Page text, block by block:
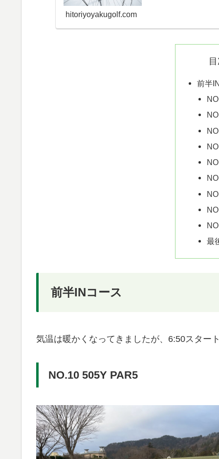
hitoriyoyakugolf.com
前半
最
前半INコース
気温は暖かくなってきましたが、6:50スター
NO.10 505Y PAR5